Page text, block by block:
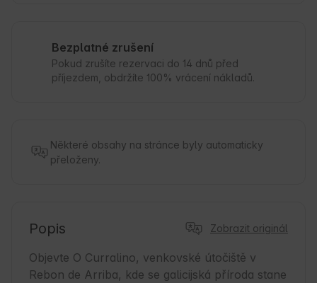
Bezplatné zrušení
Pokud zrušíte rezervaci do 14 dnů před
příjezdem, obdržíte 100% vrácení nákladů.
Některé obsahy na stránce byly automaticky
přeloženy.
Popis Zobrazit originál
Objevte O Curralino, venkovské útočiště v
Rebon de Arriba, kde se galicijská příroda stane